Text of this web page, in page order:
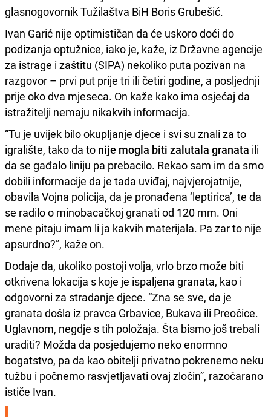
glasnogovornik Tužilaštva BiH Boris Grubešić.
Ivan Garić nije optimističan da će uskoro doći do
podizanja optužnice, iako je, kaže, iz Državne agencije
za istrage i zaštitu (SIPA) nekoliko puta pozivan na
razgovor – prvi put prije tri ili četiri godine, a posljednji
prije oko dva mjeseca. On kaže kako ima osjećaj da
istražitelji nemaju nikakvih informacija.
“Tu je uvijek bilo okupljanje djece i svi su znali za to
igralište, tako da to nije mogla biti zalutala granata ili
da se gađalo liniju pa prebacilo. Rekao sam im da smo
dobili informacije da je tada uviđaj, najvjerojatnije,
obavila Vojna policija, da je pronađena ‘leptirica’, te da
se radilo o minobacačkoj granati od 120 mm. Oni
mene pitaju imam li ja kakvih materijala. Pa zar to nije
apsurdno?”, kaže on.
Dodaje da, ukoliko postoji volja, vrlo brzo može biti
otkrivena lokacija s koje je ispaljena granata, kao i
odgovorni za stradanje djece. “Zna se sve, da je
granata došla iz pravca Grbavice, Bukava ili Preočice.
Uglavnom, negdje s tih položaja. Šta bismo još trebali
uraditi? Možda da posjedujemo neko enormno
bogatstvo, pa da kao obitelji privatno pokrenemo neku
tužbu i počnemo rasvjetljavati ovaj zločin”, razočarano
ističe Ivan.